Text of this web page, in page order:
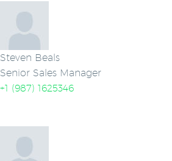
Steven Beals
Senior Sales Manager
+1 (987) 1625346